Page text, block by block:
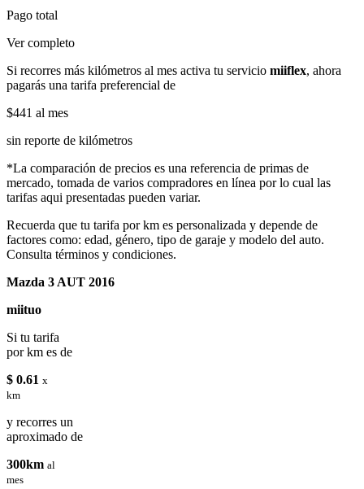
Pago total
Ver completo
Si recorres más kilómetros al mes activa tu servicio miiflex, ahora
pagarás una tarifa preferencial de
$441 al mes
sin reporte de kilómetros
*La comparación de precios es una referencia de primas de
mercado, tomada de varios compradores en línea por lo cual las
tarifas aqui presentadas pueden variar.
Recuerda que tu tarifa por km es personalizada y depende de
factores como: edad, género, tipo de garaje y modelo del auto.
Consulta términos y condiciones.
Mazda 3 AUT 2016
miituo
Si tu tarifa
por km es de
$ 0.61 x
km
y recorres un
aproximado de
300km al
mes